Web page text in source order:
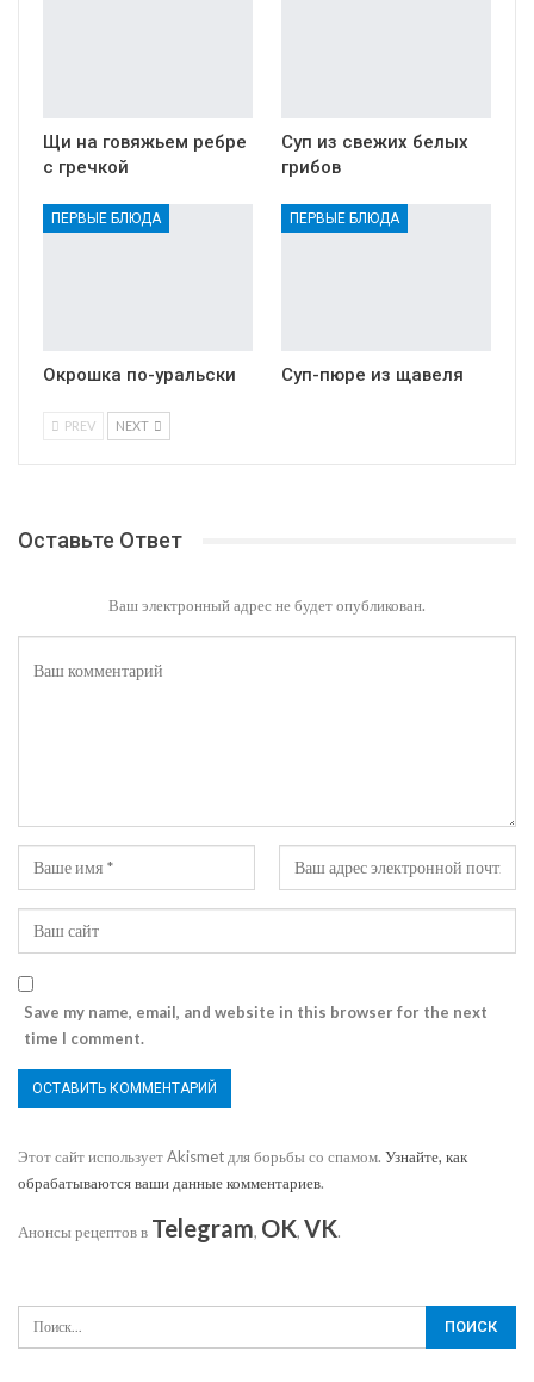
Щи на говяжьем ребре
с гречкой
Суп из свежих белых
грибов
ПЕРВЫЕ БЛЮДА
Окрошка по-уральски
ПЕРВЫЕ БЛЮДА
Суп-пюре из щавеля
PREV NEXT
Оставьте Ответ
Ваш электронный адрес не будет опубликован.
Save my name, email, and website in this browser for the next
time I comment.
Этот сайт использует Akismet для борьбы со спамом. Узнайте, как
обрабатываются ваши данные комментариев.
Анонсы рецептов в Telegram, OK, VK.